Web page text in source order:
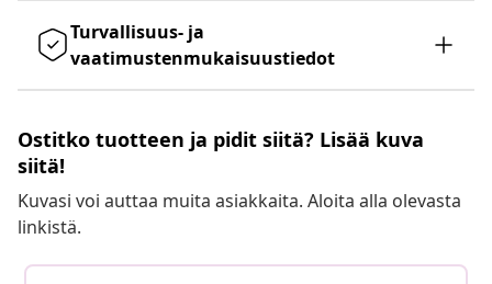
Turvallisuus- ja
vaatimustenmukaisuustiedot
Ostitko tuotteen ja pidit siitä? Lisää kuva
siitä!
Kuvasi voi auttaa muita asiakkaita. Aloita alla olevasta
linkistä.